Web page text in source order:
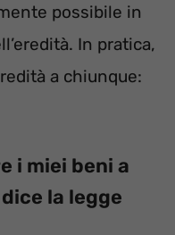
possibile in
In pratica,
a chiunque:
i miei beni a
la legge